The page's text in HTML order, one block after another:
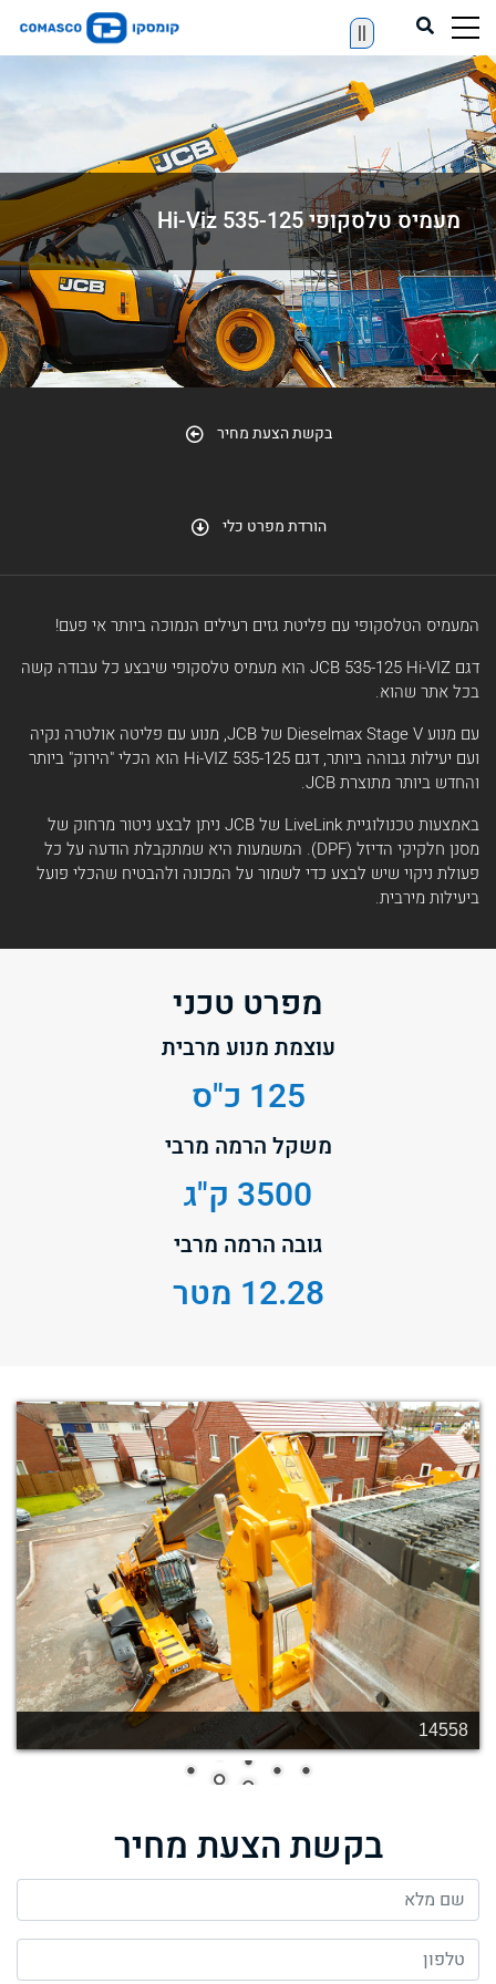
||
מעמיס טלסקופי 535-125 Hi-Viz
בקשת הצעת מחיר
הורדת מפרט כלי
המעמיס הטלסקופי עם פליטת גזים רעילים הנמוכה ביותר אי פעם!
דגם JCB 535-125 Hi-VIZ הוא מעמיס טלסקופי שיבצע כל עבודה קשה
בכל אתר שהוא.
עם מנוע Dieselmax Stage V של JCB, מנוע עם פליטה אולטרה נקיה
ועם יעילות גבוהה ביותר, דגם 535-125 Hi-VIZ הוא הכלי "הירוק" ביותר
והחדש ביותר מתוצרת JCB.
באמצעות טכנולוגיית LiveLink של JCB ניתן לבצע ניטור מרחוק של
מסנן חלקיקי הדיזל (DPF). המשמעות היא שמתקבלת הודעה על כל
פעולת ניקוי שיש לבצע כדי לשמור על המכונה ולהבטיח שהכלי פועל
ביעילות מירבית.
מפרט טכני
עוצמת מנוע מרבית
125 כ"ס
משקל הרמה מרבי
3500 ק"ג
גובה הרמה מרבי
12.28 מטר
14558
בקשת הצעת מחיר